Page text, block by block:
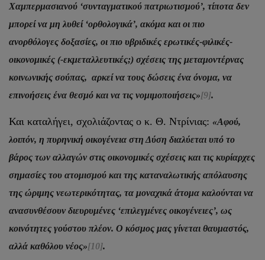
Χαμπερμασιανού ‘συνταγματικού πατριωτισμού’, τίποτα δεν
μπορεί να μη λυθεί ‘ορθολογικά’, ακόμα και οι πιο
ανορθόλογες δοξασίες, οι πιο υβριδικές ερωτικές-φιλικές-
οικονομικές (-εκμεταλλευτικές;) σχέσεις της μεταμοντέρνας
κοινωνικής σούπας, αρκεί να τους δώσεις ένα όνομα, να
επινοήσεις ένα θεσμό και να τις νομιμοποιήσεις»[9].
Και καταλήγει, σχολιάζοντας ο κ. Θ. Ντρίνιας: «Αφού,
λοιπόν, η πυρηνική οικογένεια στη Δύση διαλύεται υπό το
βάρος των αλλαγών στις οικονομικές σχέσεις και τις κυρίαρχες
σημασίες του ατομισμού και της καταναλωτικής απόλαυσης
της ώριμης νεωτερικότητας, τα μοναχικά άτομα καλούνται να
ανασυνθέσουν διευρυμένες ‘επιλεγμένες οικογένειες’, ως
κοινότητες γούστου πλέον. Ο κόσμος μας γίνεται θαυμαστός,
αλλά καθόλου νέος»[10].